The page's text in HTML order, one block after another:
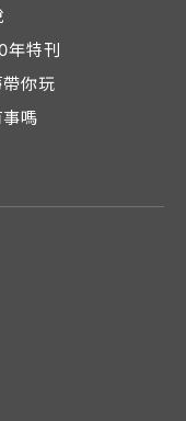
特刊
你玩
嗎